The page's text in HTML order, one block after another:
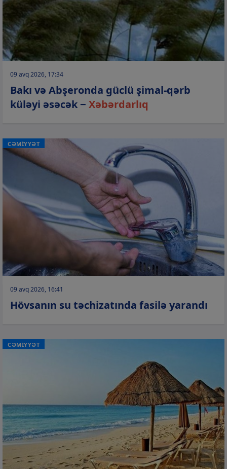
09 avq 2026, 17:34
Bakı və Abşeronda güclü şimal-qərb
küləyi əsəcək − Xəbərdarlıq
CƏMİYYƏT
09 avq 2026, 16:41
Hövsanın su təchizatında fasilə yarandı
CƏMİYYƏT